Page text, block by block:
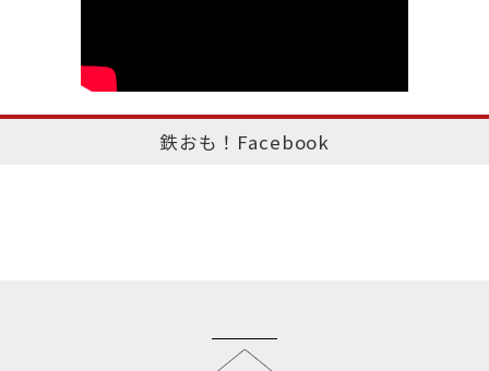
鉄おも！Facebook